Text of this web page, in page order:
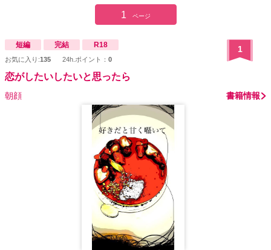
1 ページ
短編 完結 R18
お気に入り:135 24h.ポイント： 0
1
恋がしたいしたいと思ったら
朝顔 書籍情報